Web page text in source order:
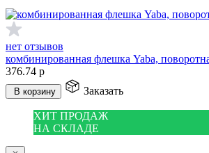
нет отзывов
комбинированная флешка Yaba,
376.74 р
В корзину Заказать
ХИТ ПРОДАЖ
НА СКЛАДЕ